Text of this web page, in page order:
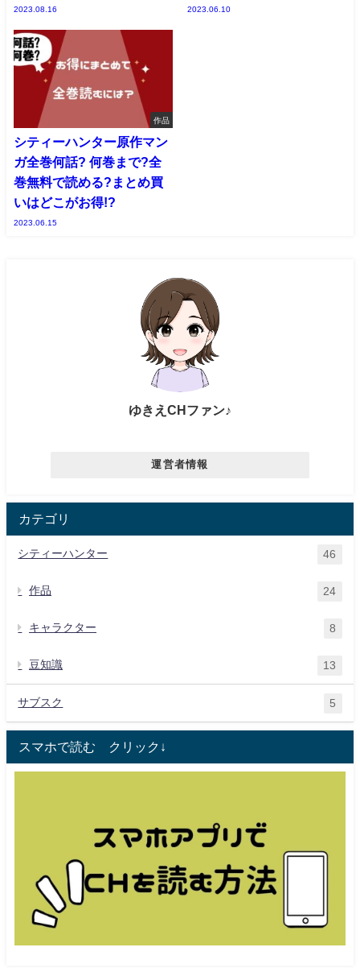
2023.08.16 2023.06.10
作品
シティーハンター原作マン
ガ全巻何話? 何巻まで?全
巻無料で読める?まとめ買
いはどこがお得!?
2023.06.15
ゆきえCHファン♪
運営者情報
カテゴリ
シティーハンター 46
作品 24
キャラクター 8
豆知識 13
サブスク 5
スマホで読む クリック↓